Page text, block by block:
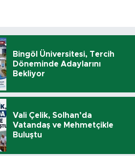
Bingöl Üniversitesi, Tercih
Döneminde Adaylarını
Bekliyor
Vali Çelik, Solhan’da
Vatandaş ve Mehmetçikle
Buluştu